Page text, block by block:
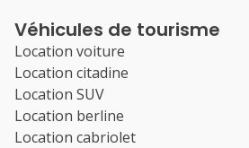
Véhicules de tourisme
Location voiture
Location citadine
Location SUV
Location berline
Location cabriolet